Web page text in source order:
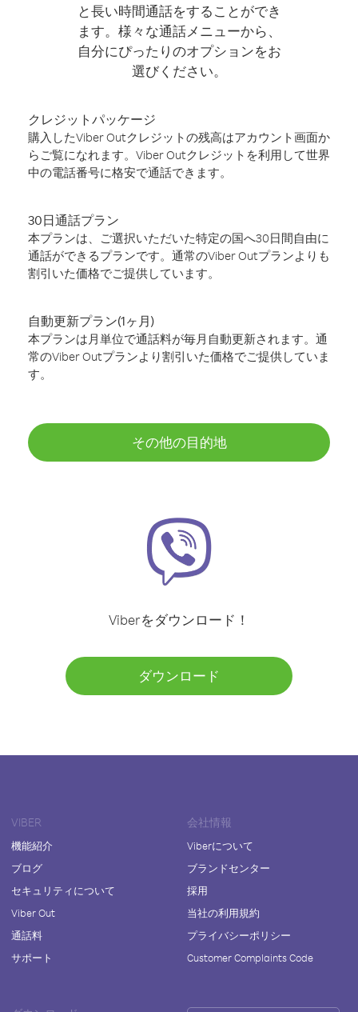
と長い時間通話をすることができ
ます。様々な通話メニューから、
自分にぴったりのオプションをお
選びください。
クレジットパッケージ
購入したViber Outクレジットの残高はアカウント画面か
らご覧になれます。Viber Outクレジットを利用して世界
中の電話番号に格安で通話できます。
30日通話プラン
本プランは、ご選択いただいた特定の国へ30日間自由に
通話ができるプランです。通常のViber Outプランよりも
割引いた価格でご提供しています。
自動更新プラン(1ヶ月)
本プランは月単位で通話料が毎月自動更新されます。通
常のViber Outプランより割引いた価格でご提供していま
す。
その他の目的地
Viberをダウンロード！
ダウンロード
VIBER
機能紹介
ブログ
セキュリティについて
Viber Out
通話料
サポート
会社情報
Viberについて
ブランドセンター
採用
当社の利用規約
プライバシーポリシー
Customer Complaints Code